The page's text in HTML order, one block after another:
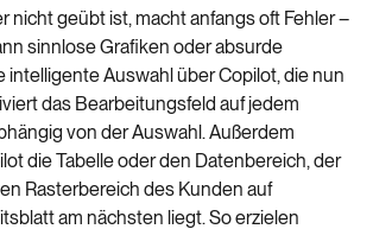
nicht geübt ist, macht anfangs oft Fehler –
sinnlose Grafiken oder absurde
intelligente Auswahl über Copilot, die nun
das Bearbeitungsfeld auf jedem
von der Auswahl. Außerdem
die Tabelle oder den Datenbereich, der
Rasterbereich des Kunden auf
am nächsten liegt. So erzielen